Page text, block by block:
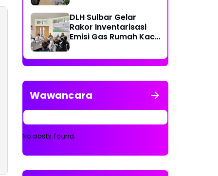
DLH Sulbar Gelar
Rakor Inventarisasi
Emisi Gas Rumah Kaca
Wawancara
No posts found.